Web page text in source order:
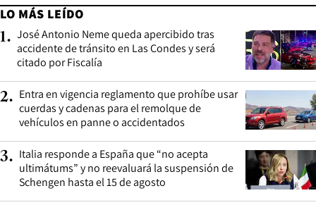
LO MÁS LEÍDO
1. José Antonio Neme queda apercibido tras
accidente de tránsito en Las Condes y será
citado por Fiscalía
2. Entra en vigencia reglamento que prohíbe usar
cuerdas y cadenas para el remolque de
vehículos en panne o accidentados
3. Italia responde a España que “no acepta
ultimátums” y no reevaluará la suspensión de
Schengen hasta el 15 de agosto